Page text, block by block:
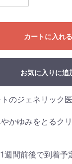
カートに入れる
お気に入りに追
のジェネリック医
かゆみをとるク
間前後で到着予